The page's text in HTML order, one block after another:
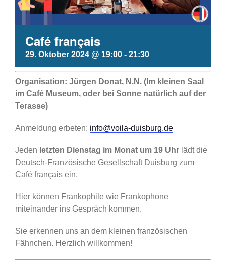
Café français
29. Oktober 2024 @ 19:00 - 21:30
Organisation: Jürgen Donat, N.N. (Im kleinen Saal
im Café Museum, oder bei Sonne natürlich auf der
Terasse)
Anmeldung erbeten: info@voila-duisburg.de
Jeden letzten Dienstag im Monat um 19 Uhrlädt die
Deutsch-Französische Gesellschaft Duisburg zum
Café français ein.
Hier können Frankophile wie Frankophone
miteinander ins Gespräch kommen.
Sie erkennen uns an dem kleinen französischen
Fähnchen. Herzlich willkommen!